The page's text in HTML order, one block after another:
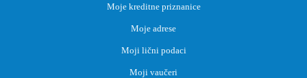
Moje kreditne priznanice
Moje adrese
Moji lični podaci
Moji vaučeri